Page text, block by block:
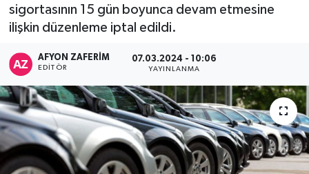
sigortasının 15 gün boyunca devam etmesine
ilişkin düzenleme iptal edildi.
AFYON ZAFERİM
EDITÖR
07.03.2024 - 10:06
YAYINLANMA